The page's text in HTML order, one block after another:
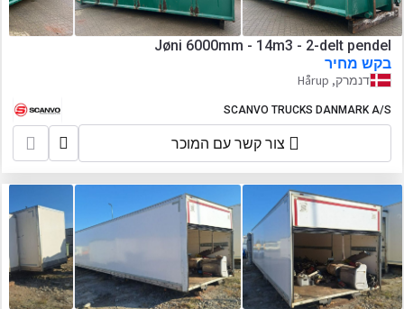
Jøni 6000mm - 14m3 - 2-delt pendel
בקש מחיר
דנמרק, Hårup
SCANVO TRUCKS DANMARK A/S
צור קשר עם המוכר